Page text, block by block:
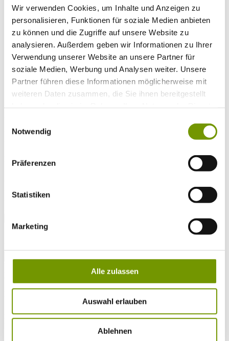
Wir verwenden Cookies, um Inhalte und Anzeigen zu
personalisieren, Funktionen für soziale Medien anbieten
zu können und die Zugriffe auf unsere Website zu
analysieren. Außerdem geben wir Informationen zu Ihrer
Verwendung unserer Website an unsere Partner für
soziale Medien, Werbung und Analysen weiter. Unsere
Partner führen diese Informationen möglicherweise mit
weiteren Daten zusammen, die Sie ihnen bereitgestellt
Notwendig
Präferenzen
Statistiken
Marketing
Alle zulassen
Auswahl erlauben
Ablehnen
Veranstaltungs-Highlights
BiOS Erleben Veranstaltungen
Service +
Wetter & Webcams
Team
Öffnungszeiten
Prospektbestellung
Presse
Social Media
Bitte wählen Sie einen Ort
Erwachsene
Kinder
Alter Kind 3
WETTER & WASSERTEMPERATUR
Klar/Sonnig14°C
28°C
Mo 10.08